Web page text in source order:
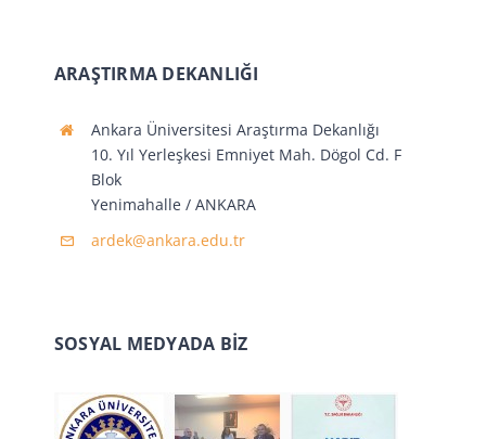
ARAŞTIRMA DEKANLIĞI
Ankara Üniversitesi Araştırma Dekanlığı
10. Yıl Yerleşkesi Emniyet Mah. Dögol Cd. F
Blok
Yenimahalle / ANKARA
ardek@ankara.edu.tr
SOSYAL MEDYADA BİZ